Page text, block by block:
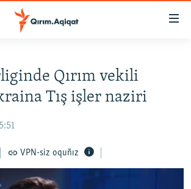
Qırım vekili
Tış işler naziri
VPN-siz oquñız